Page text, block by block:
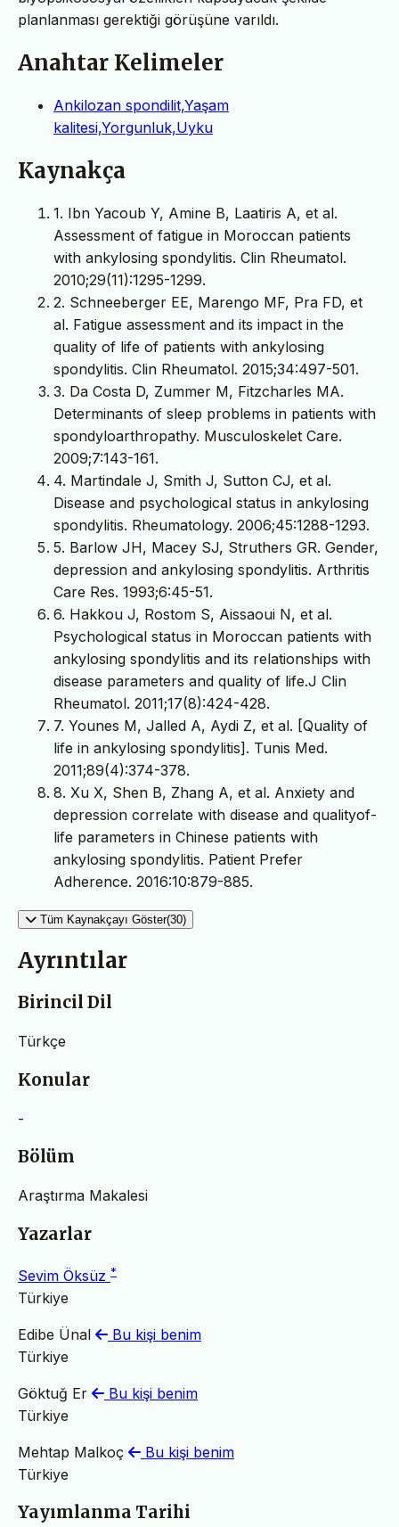
planlanması gerektiği görüşüne varıldı.
Anahtar Kelimeler
Ankilozan spondilit,Yaşam
kalitesi,Yorgunluk,Uyku
Kaynakça
1. Ibn Yacoub Y, Amine B, Laatiris A, et al.
Assessment of fatigue in Moroccan patients
with ankylosing spondylitis. Clin Rheumatol.
2010;29(11):1295-1299.
2. Schneeberger EE, Marengo MF, Pra FD, et
al. Fatigue assessment and its impact in the
quality of life of patients with ankylosing
spondylitis. Clin Rheumatol. 2015;34:497-501.
3. Da Costa D, Zummer M, Fitzcharles MA.
Determinants of sleep problems in patients with
spondyloarthropathy. Musculoskelet Care.
2009;7:143-161.
4. Martindale J, Smith J, Sutton CJ, et al.
Disease and psychological status in ankylosing
spondylitis. Rheumatology. 2006;45:1288-1293.
5. Barlow JH, Macey SJ, Struthers GR. Gender,
depression and ankylosing spondylitis. Arthritis
Care Res. 1993;6:45-51.
6. Hakkou J, Rostom S, Aissaoui N, et al.
Psychological status in Moroccan patients with
ankylosing spondylitis and its relationships with
disease parameters and quality of life.J Clin
Rheumatol. 2011;17(8):424-428.
7. Younes M, Jalled A, Aydi Z, et al. [Quality of
life in ankylosing spondylitis]. Tunis Med.
2011;89(4):374-378.
8. Xu X, Shen B, Zhang A, et al. Anxiety and
depression correlate with disease and qualityof-
life parameters in Chinese patients with
ankylosing spondylitis. Patient Prefer
Adherence. 2016:10:879-885.
Tüm Kaynakçayı Göster(30)
Ayrıntılar
Birincil Dil
Türkçe
Konular
-
Bölüm
Araştırma Makalesi
Yazarlar
Sevim Öksüz *
Türkiye
Edibe Ünal
Bu kişi benim
Türkiye
Göktuğ Er
Bu kişi benim
Türkiye
Mehtap Malkoç
Bu kişi benim
Türkiye
Yayımlanma Tarihi